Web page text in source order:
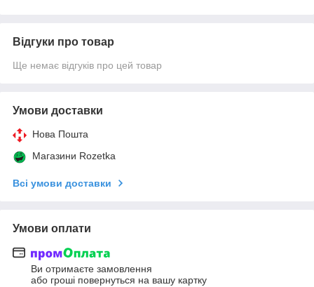
Відгуки про товар
Ще немає відгуків про цей товар
Умови доставки
Нова Пошта
Магазини Rozetka
Всі умови доставки
Умови оплати
Ви отримаєте замовлення
або гроші повернуться на вашу картку